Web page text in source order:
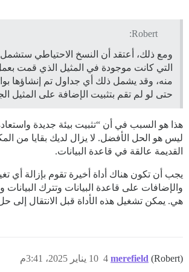
Robert:
ومع ذلك، أعتقد أن النسخ الاحتياطي
التي كانت موجودة في المثيل الذي قمت
منه، وقد يشمل ذلك أي جداول تم إنشاؤها
حتى لو لم تقم بتثبيت الإضافة على المثيل
هذا هو السبب في أن “تثبيت بيئة جديدة
ليس هو الحل الأفضل. لا يزال لديك بقايا من
القديمة عالقة في قاعدة البيانات.
يجب أن تكون هناك أداة أخيرة تقوم بإزالة أي
والإضافات على قاعدة البيانات وتترك البيانات
هي. يمكن تشغيل هذه الأداة قبل الانتقال إلى حل
merefield (Robert) 10 يناير 2025، 3:41م 4